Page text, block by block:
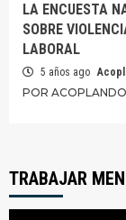
LA ENCUESTA
SOBRE
LABORAL
5 años ago
POR ACOPLANDO
TRABAJAR